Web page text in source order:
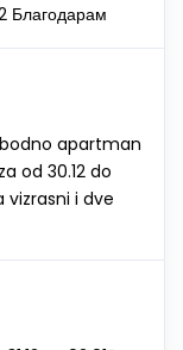
Благодарам
apartman
od 30.12 do
vizrasni i dve